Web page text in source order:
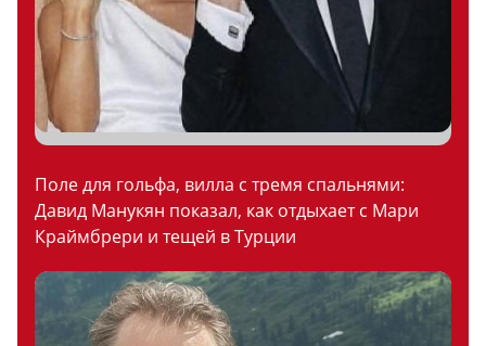
Поле для гольфа, вилла с тремя спальнями:
Давид Манукян показал, как отдыхает с Мари
Краймбрери и тещей в Турции